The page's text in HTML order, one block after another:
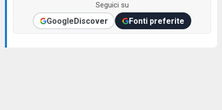
Seguici su
GoogleDiscover Fonti preferite